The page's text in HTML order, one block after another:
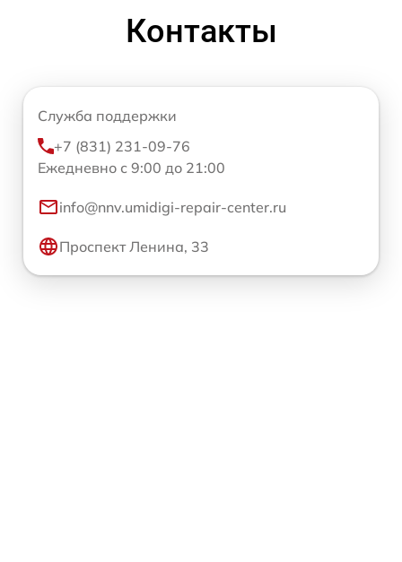
Контакты
Служба поддержки
+7 (831) 231-09-76
Ежедневно с 9:00 до 21:00
info@nnv.umidigi-repair-center.ru
Проспект Ленина, 33